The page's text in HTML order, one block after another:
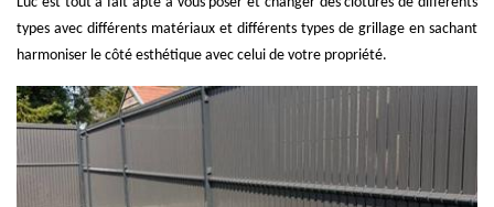
types avec différents matériaux et différents types de grillage en sachant
harmoniser le côté esthétique avec celui de votre propriété.